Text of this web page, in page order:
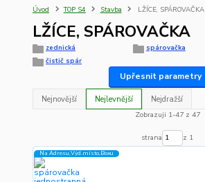
Úvod TOP S4 Stavba LŽÍCE, SPÁROVAČKA
LŽÍCE, SPÁROVAČKA
zednická spárovačka
čistič spár
Upřesnit parametry
Nejnovější Nejlevnější
Nejdražší
Zobrazuji 1-47 z 47
strana z 1
Na Adresu,Výd.místo,Boxu